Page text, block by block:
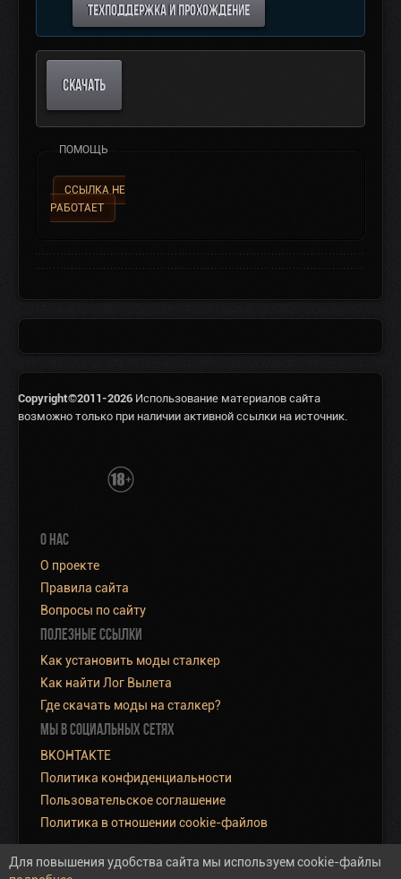
ТЕХПОДДЕРЖКА И ПРОХОЖДЕНИЕ
СКАЧАТЬ
ПОМОЩЬ
ССЫЛКА НЕ
РАБОТАЕТ
Copyright©2011-2026 Использование материалов сайта
возможно только при наличии активной ссылки на источник.
О НАС
О проекте
Правила сайта
Вопросы по сайту
ПОЛЕЗНЫЕ ССЫЛКИ
Как установить моды сталкер
Как найти Лог Вылета
Где скачать моды на сталкер?
МЫ В СОЦИАЛЬНЫХ СЕТЯХ
ВКОНТАКТЕ
Политика конфиденциальности
Пользовательское соглашение
Политика в отношении cookie-файлов
Для повышения удобства сайта мы используем cookie-файлы